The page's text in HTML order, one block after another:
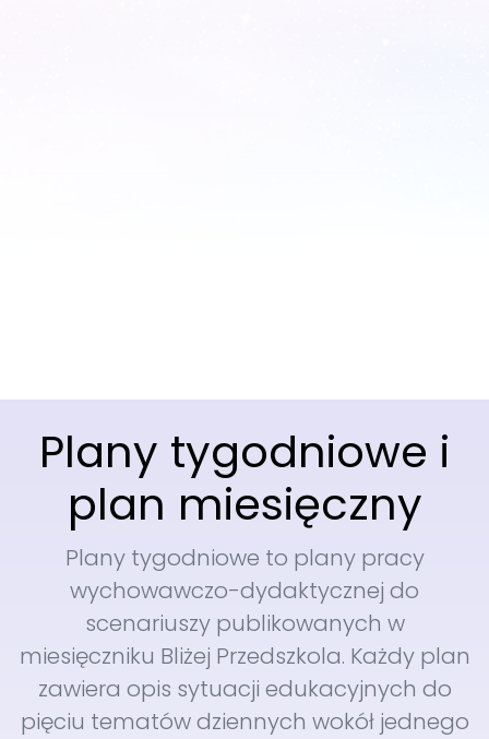
Plany tygodniowe i
plan miesięczny
Plany tygodniowe to plany pracy
wychowawczo-dydaktycznej do
scenariuszy publikowanych w
miesięczniku Bliżej Przedszkola. Każdy plan
zawiera opis sytuacji edukacyjnych do
pięciu tematów dziennych wokół jednego